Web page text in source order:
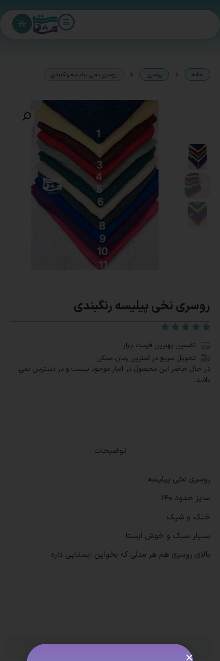
0
خانه » روسری » روسری نخی پیلیسه رنگبندی
روسری نخی پیلیسه رنگبندی
تضمین بهترین قیمت بازار
تحویل سریع در کمترین زمان ممکن
در حال حاضر این محصول در انبار موجود نیست و در دسترس نمی
باشد.
توضیحات
بدون نظر
روسری نخی پیلیسه
سایز حدود 140
خنک و شیک
بسیار سبک و خوش ایستا
بالای روسری هم هر مدلی که بخواین ایستایی داره